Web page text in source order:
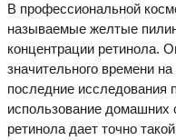
В профессиональной
называемые желтые
концентрации ретинола.
значительного времени
последние исследования
использование
ретинола дает точно